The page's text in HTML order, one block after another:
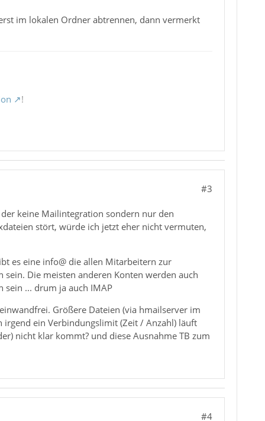
im lokalen Ordner abtrennen, dann vermerkt
!
#3
keine Mailintegration sondern nur den
stört, würde ich jetzt eher nicht vermuten,
es eine info@ die allen Mitarbeitern zur
Die meisten anderen Konten werden auch
sein ... drum ja auch IMAP
Größere Dateien (via hmailserver im
irgend ein Verbindungslimit (Zeit / Anzahl) läuft
nicht klar kommt? und diese Ausnahme TB zum
#4